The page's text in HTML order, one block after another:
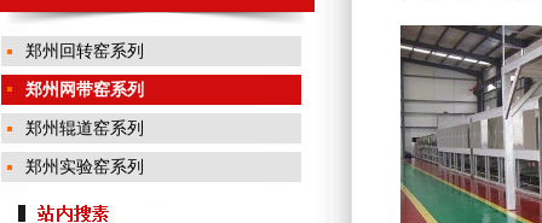
郑州回转窑系列
郑州网带窑系列
郑州辊道窑系列
郑州实验窑系列